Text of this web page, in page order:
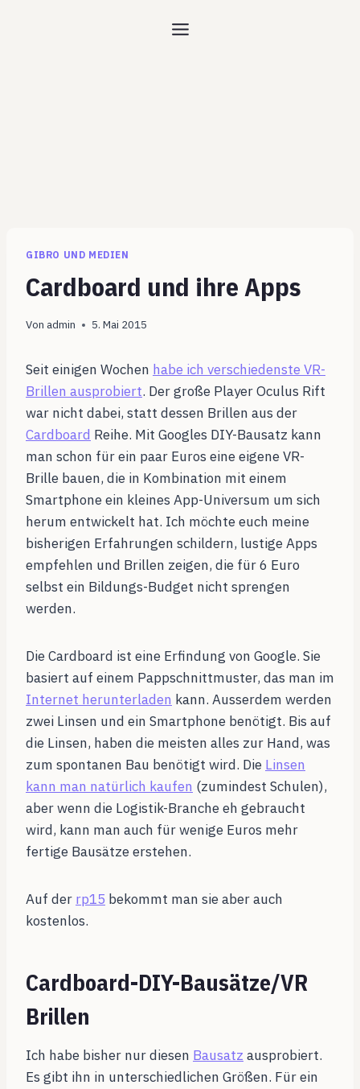
GIBRO UND MEDIEN
Cardboard und ihre Apps
Von admin 5. Mai 2015
Seit einigen Wochen habe ich verschiedenste VR-
Brillen ausprobiert. Der große Player Oculus Rift
war nicht dabei, statt dessen Brillen aus der
Cardboard Reihe. Mit Googles DIY-Bausatz kann
man schon für ein paar Euros eine eigene VR-
Brille bauen, die in Kombination mit einem
Smartphone ein kleines App-Universum um sich
herum entwickelt hat. Ich möchte euch meine
bisherigen Erfahrungen schildern, lustige Apps
empfehlen und Brillen zeigen, die für 6 Euro
selbst ein Bildungs-Budget nicht sprengen
werden.
Die Cardboard ist eine Erfindung von Google. Sie
basiert auf einem Pappschnittmuster, das man im
Internet herunterladen kann. Ausserdem werden
zwei Linsen und ein Smartphone benötigt. Bis auf
die Linsen, haben die meisten alles zur Hand, was
zum spontanen Bau benötigt wird. Die Linsen
kann man natürlich kaufen (zumindest Schulen),
aber wenn die Logistik-Branche eh gebraucht
wird, kann man auch für wenige Euros mehr
fertige Bausätze erstehen.
Auf der rp15 bekommt man sie aber auch
kostenlos.
Cardboard-DIY-Bausätze/VR
Brillen
Ich habe bisher nur diesen Bausatz ausprobiert.
Es gibt ihn in unterschiedlichen Größen. Für ein